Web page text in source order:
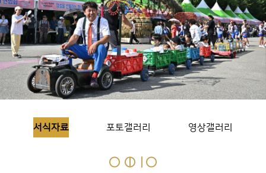
서식자료 포토갤러리 영상갤러리